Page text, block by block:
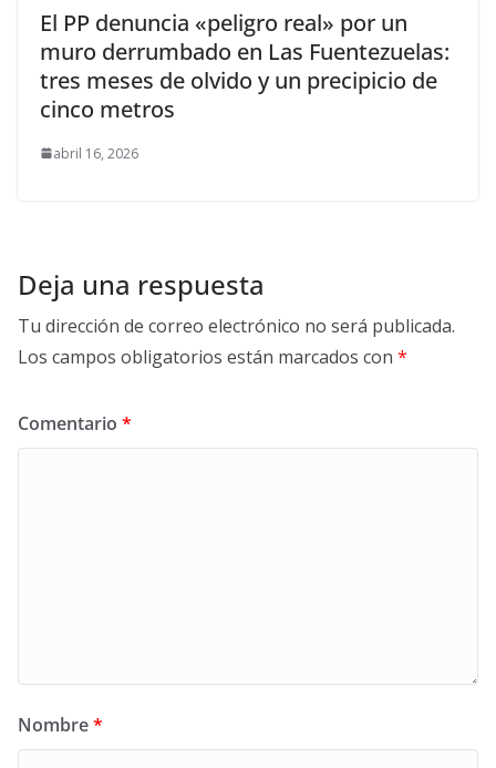
El PP denuncia «peligro real» por un
muro derrumbado en Las Fuentezuelas:
tres meses de olvido y un precipicio de
cinco metros
abril 16, 2026
Deja una respuesta
Tu dirección de correo electrónico no será publicada.
Los campos obligatorios están marcados con *
Comentario *
Nombre*